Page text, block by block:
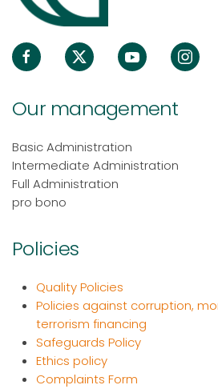
Our management
Basic Administration
Intermediate Administration
Full Administration
pro bono
Policies
Quality Policies
Policies against corruption,
terrorism financing
Safeguards Policy
Ethics policy
Complaints Form